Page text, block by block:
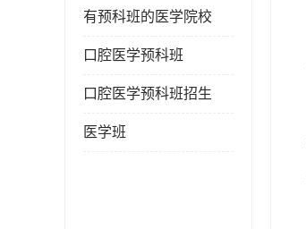
有预科班的医学院校
口腔医学预科班
口腔医学预科班招生
医学班